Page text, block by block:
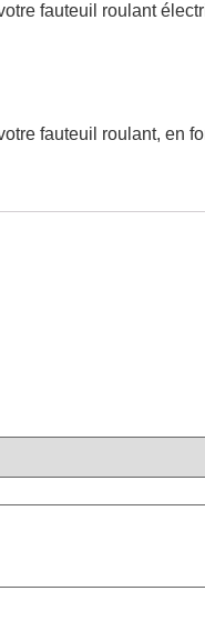
fauteuil roulant
fauteuil roulant, en